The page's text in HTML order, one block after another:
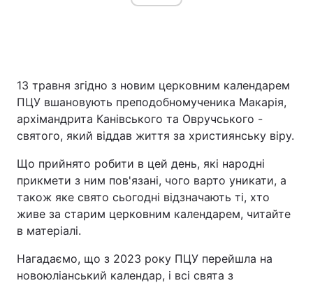
Україна Політика
Економіка Світ
Спорт Наука
Техно і зв'язок Лайт
Зброя
Здоров'я Туризм
13 травня згідно з новим церковним календарем
ПЦУ вшановують преподобномученика Макарія,
архімандрита Канівського та Овручського -
святого, який віддав життя за християнську віру.
Що прийнято робити в цей день, які народні
прикмети з ним пов'язані, чого варто уникати, а
також яке свято сьогодні відзначають ті, хто
живе за старим церковним календарем, читайте
в матеріалі.
Нагадаємо, що з 2023 року ПЦУ перейшла на
новоюліанський календар, і всі свята з